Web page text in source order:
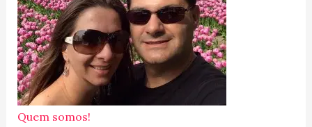
Quem somos!